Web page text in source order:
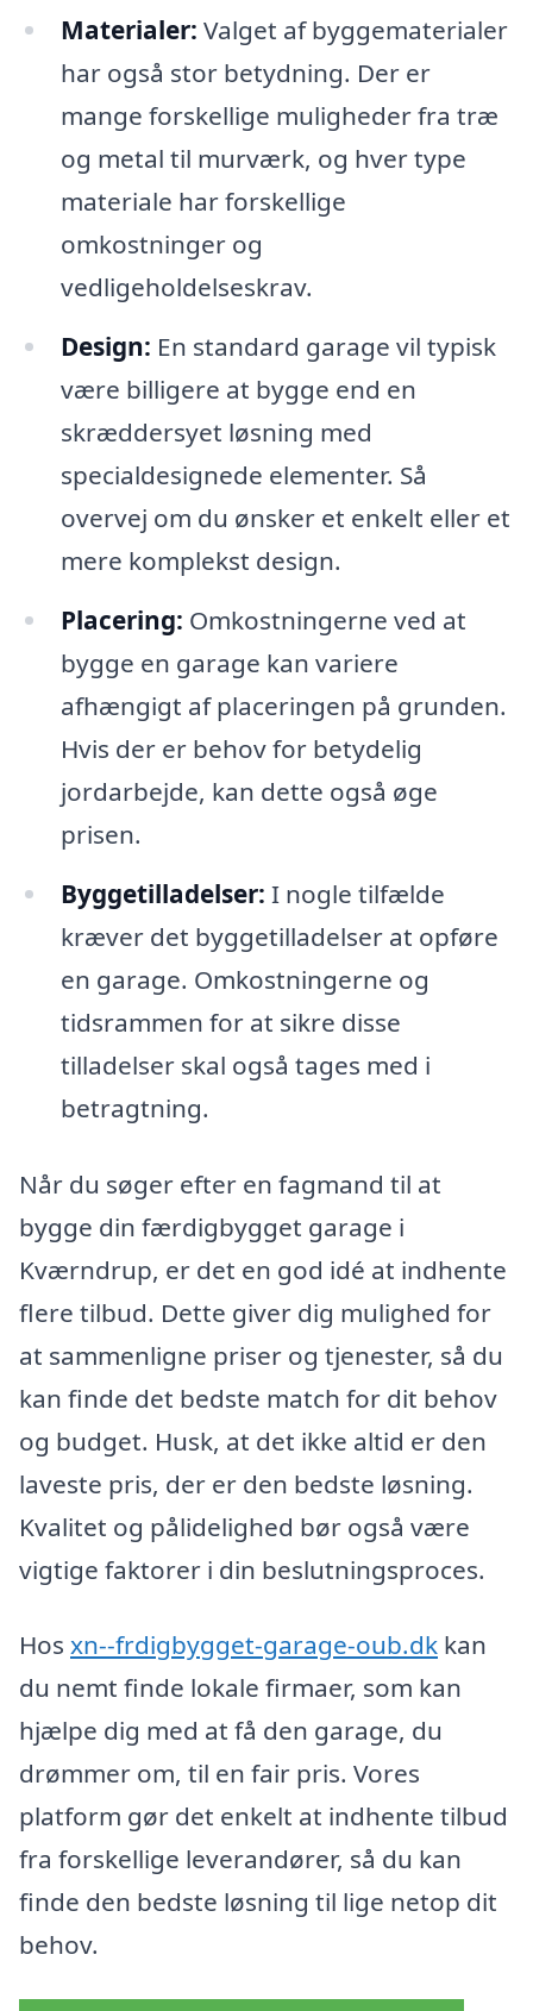
Materialer: Valget af byggematerialer
har også stor betydning. Der er
mange forskellige muligheder fra træ
og metal til murværk, og hver type
materiale har forskellige
omkostninger og
vedligeholdelseskrav.
Design: En standard garage vil typisk
være billigere at bygge end en
skræddersyet løsning med
specialdesignede elementer. Så
overvej om du ønsker et enkelt eller et
mere komplekst design.
Placering: Omkostningerne ved at
bygge en garage kan variere
afhængigt af placeringen på grunden.
Hvis der er behov for betydelig
jordarbejde, kan dette også øge
prisen.
Byggetilladelser: I nogle tilfælde
kræver det byggetilladelser at opføre
en garage. Omkostningerne og
tidsrammen for at sikre disse
tilladelser skal også tages med i
betragtning.
Når du søger efter en fagmand til at
bygge din færdigbygget garage i
Kværndrup, er det en god idé at indhente
flere tilbud. Dette giver dig mulighed for
at sammenligne priser og tjenester, så du
kan finde det bedste match for dit behov
og budget. Husk, at det ikke altid er den
laveste pris, der er den bedste løsning.
Kvalitet og pålidelighed bør også være
vigtige faktorer i din beslutningsproces.
Hos xn--frdigbygget-garage-oub.dk kan
du nemt finde lokale firmaer, som kan
hjælpe dig med at få den garage, du
drømmer om, til en fair pris. Vores
platform gør det enkelt at indhente tilbud
fra forskellige leverandører, så du kan
finde den bedste løsning til lige netop dit
behov.